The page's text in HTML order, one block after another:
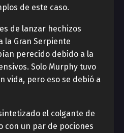
de este caso.
de lanzar hechizos
la Gran Serpiente
perecido debido a la
Solo Murphy tuvo
vida, pero eso se debió a
el colgante de
con un par de pociones